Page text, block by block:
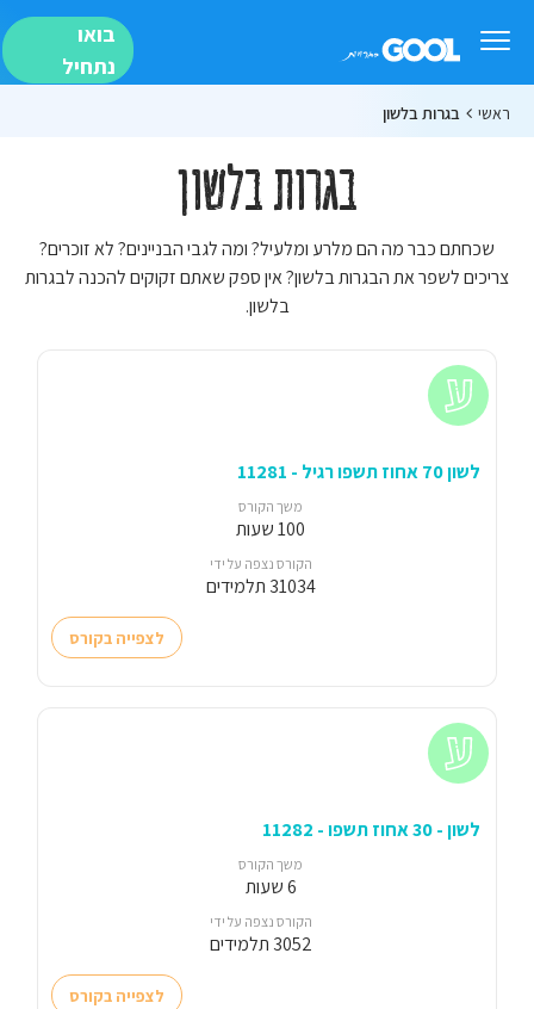
בואו
נתחיל
ראשי בגרות בלשון
בגרות בלשון
שכחתם כבר מה הם מלרע ומלעיל? ומה לגבי הבניינים? לא זוכרים?
צריכים לשפר את הבגרות בלשון? אין ספק שאתם זקוקים להכנה לבגרות
בלשון.
לשון 70 אחוז תשפו רגיל - 11281
משך הקורס
100 שעות
הקורס נצפה על ידי
31034 תלמידים
לצפייה בקורס
לשון - 30 אחוז תשפו - 11282
משך הקורס
6 שעות
הקורס נצפה על ידי
3052 תלמידים
לצפייה בקורס